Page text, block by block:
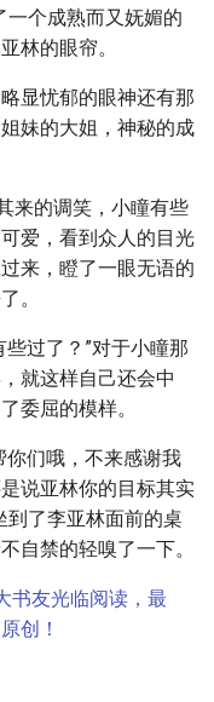
一个成熟而又妩媚的
林的眼帘。
显忧郁的眼神还有那
妹的大姐，神秘的成
来的调笑，小瞳有些
爱，看到众人的目光
来，瞪了一眼无语的
。
过了？”对于小瞳那
就这样自己还会中
委屈的模样。
你们哦，不来感谢我
说亚林你的目标其实
到了李亚林面前的桌
自禁的轻嗅了一下。
书友光临阅读，最
创！